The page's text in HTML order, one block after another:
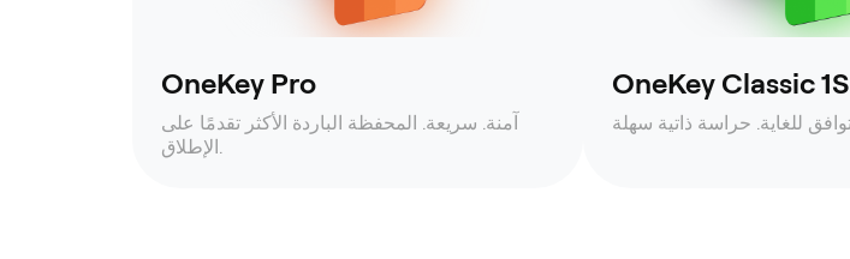
OneKey Pro
آمنة. سريعة. المحفظة الباردة الأكثر تقدمًا على
الإطلاق.
OneKey Classic 1S